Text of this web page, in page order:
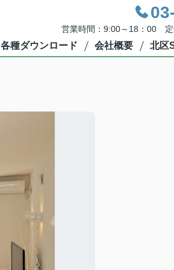
営業時間：9:00～18：00 定
各種ダウンロード 会社概要 北区